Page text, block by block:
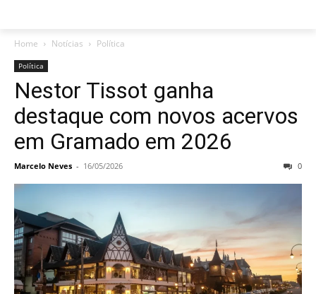
Home Notícias Política
Política
Nestor Tissot ganha
destaque com novos acervos
em Gramado em 2026
Marcelo Neves - 16/05/2026 0